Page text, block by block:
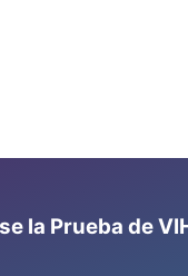
la Prueba de